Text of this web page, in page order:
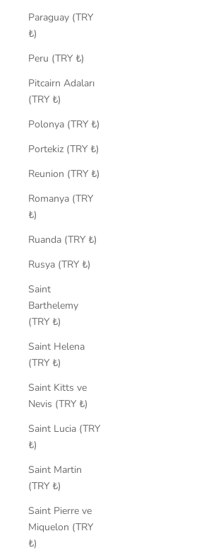
Paraguay (TRY
₺)
Peru (TRY ₺)
Pitcairn Adaları
(TRY ₺)
Polonya (TRY ₺)
Portekiz (TRY ₺)
Reunion (TRY ₺)
Romanya (TRY
₺)
Ruanda (TRY ₺)
Rusya (TRY ₺)
Saint
Barthelemy
(TRY ₺)
Saint Helena
(TRY ₺)
Saint Kitts ve
Nevis (TRY ₺)
Saint Lucia (TRY
₺)
Saint Martin
(TRY ₺)
Saint Pierre ve
Miquelon (TRY
₺)